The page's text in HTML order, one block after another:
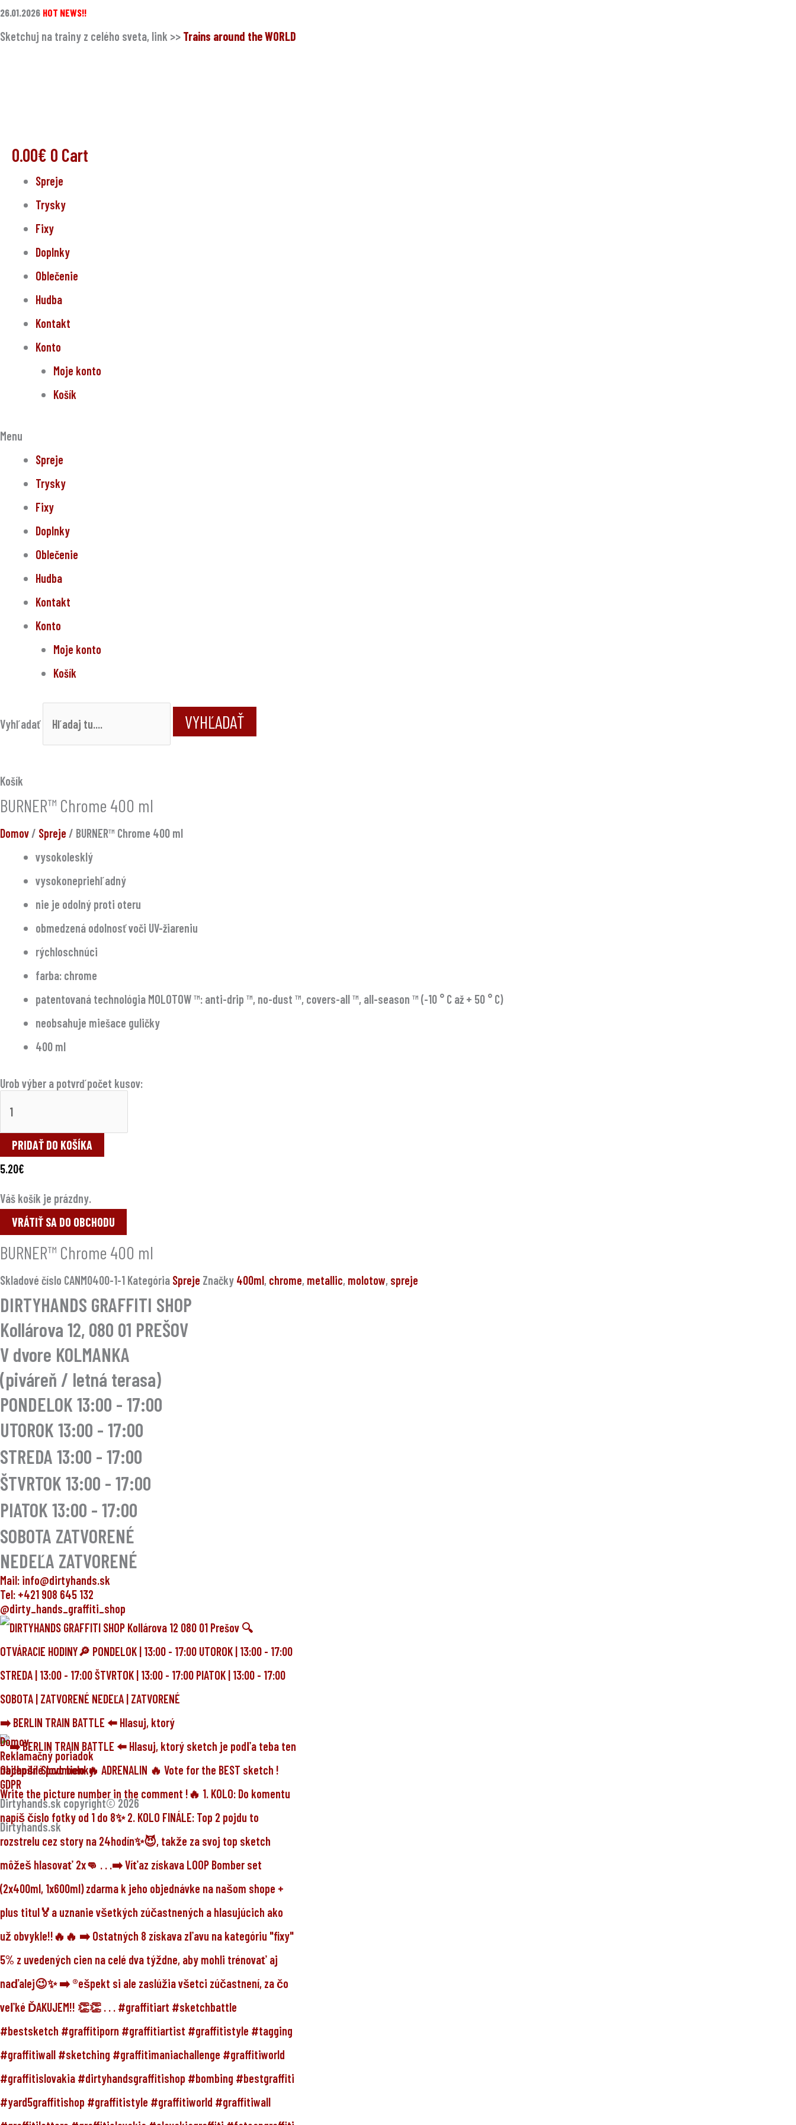
Preskočiť
na
26.01.2026 HOT NEWS!!
Sketchuj na trainy z celého sveta, link >> Trains around the WORLD
0.00€ 0 Cart
Spreje
Trysky
Fixy
Doplnky
Oblečenie
Hudba
Kontakt
Konto
Moje konto
Košík
Menu
Spreje
Trysky
Fixy
Doplnky
Oblečenie
Hudba
Kontakt
Konto
Moje konto
Košík
Vyhľadať VYHĽADAŤ
Košík
BURNER™ Chrome 400 ml
Domov/ Spreje / BURNER™ Chrome 400 ml
vysokolesklý
vysokonepriehľadný
nie je odolný proti oteru
obmedzená odolnosť voči UV-žiareniu
rýchloschnúci
farba: chrome
patentovaná technológia MOLOTOW ™: anti-drip ™, no-dust ™, covers-all ™, all-season ™ (-10 ° C až + 50 ° C)
neobsahuje miešace guličky
400 ml
Urob výber a potvrď počet kusov:
množstvo
BURNER™
PRIDAŤ DO KOŠÍKA
5.20€
Váš košík je prázdny.
VRÁTIŤ SA DO OBCHODU
BURNER™ Chrome 400 ml
Skladové číslo CANM0400-1-1 Kategória Spreje Značky 400ml, chrome, metallic, molotow, spreje
DIRTYHANDS GRAFFITI SHOP
Kollárova 12, 080 01 PREŠOV
V dvore KOLMANKA
(piváreň / letná terasa)
PONDELOK 13:00 - 17:00
UTOROK 13:00 - 17:00
STREDA 13:00 - 17:00
ŠTVRTOK 13:00 - 17:00
PIATOK 13:00 - 17:00
SOBOTA ZATVORENÉ
NEDEĽA ZATVORENÉ
Mail: info@dirtyhands.sk
Tel: +421 908 645 132
@dirty_hands_graffiti_shop
➡️ BERLIN TRAIN BATTLE ⬅️ Hlasuj, ktorý
Domov
Reklamačný poriadok
Obchodné podmienky
GDPR
Dirtyhands.sk copyright© 2026
Dirtyhands.sk